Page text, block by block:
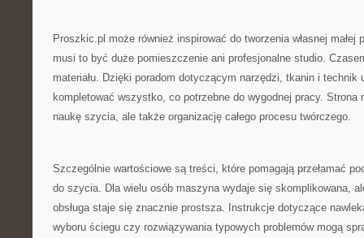
Proszkic.pl może również inspirować do tworzenia własnej małej
musi to być duże pomieszczenie ani profesjonalne studio.
materiału. Dzięki poradom dotyczącym narzędzi, tkanin i technik
kompletować wszystko, co potrzebne do wygodnej pracy. Strona
naukę szycia, ale także organizację całego procesu twórczego.
Szczególnie wartościowe są treści, które pomagają przełamać
do szycia. Dla wielu osób maszyna wydaje się skomplikowana,
obsługa staje się znacznie prostsza. Instrukcje dotyczące
wyboru ściegu czy rozwiązywania typowych problemów mogą